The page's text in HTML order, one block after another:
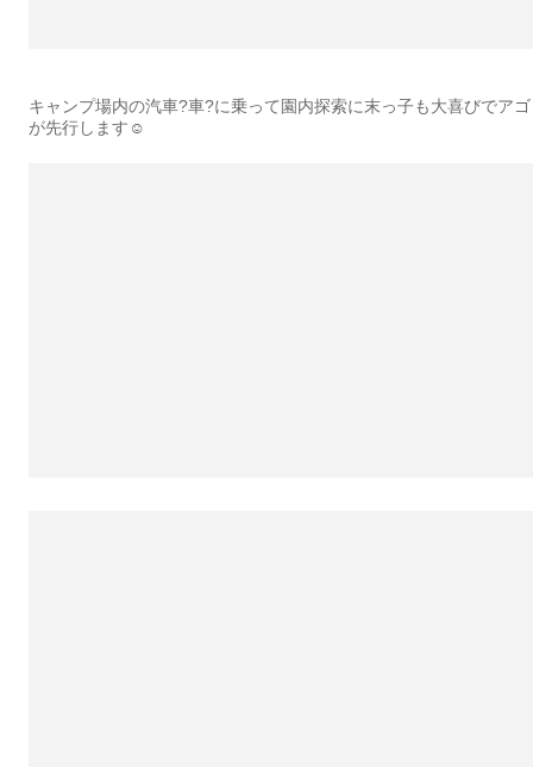
キャンプ場内の汽車?車?に乗って園内探索に末っ子も大喜びでアゴ
が先行します☺️